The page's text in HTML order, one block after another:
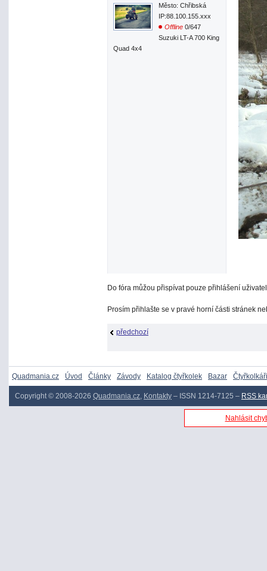
Město: Chřibská
IP:88.100.155.xxx
Offline 0/647
Suzuki LT-A 700 King
Quad 4x4
Do fóra můžou přispívat pouze přihlášení
Prosím přihlašte se v pravé horní části stránek
předchozí
Quadmania.cz Úvod Články Závody Katalog čtyřkolek Bazar Čtyřkolkáři
Copyright © 2008-2026 Quadmania.cz, Kontakty – ISSN 1214-7125 – RSS
Nahlásit